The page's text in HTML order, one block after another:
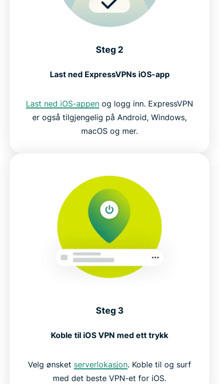
Steg 2
Last ned ExpressVPNs iOS-app
Last ned iOS-appen og logg inn. ExpressVPN
er også tilgjengelig på Android, Windows,
macOS og mer.
Steg 3
Koble til iOS VPN med ett trykk
Velg ønsket serverlokasjon. Koble til og surf
med det beste VPN-et for iOS.